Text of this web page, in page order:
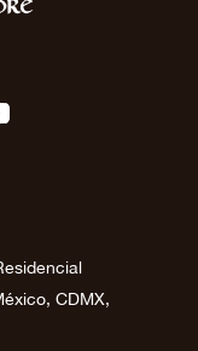
CDMX,